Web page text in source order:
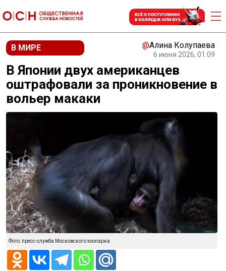
В МИРЕ @Алина Колупаева
6 июня 2026, 01:09
В Японии двух американцев
оштрафовали за проникновение в
вольер макаки
Фото: пресс-служба Московского зоопарка